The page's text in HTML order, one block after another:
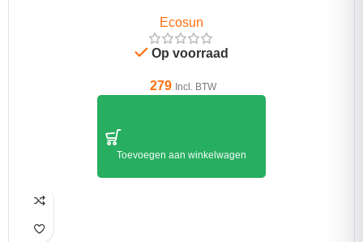
Ecosun
Op voorraad
279 Incl. BTW
Toevoegen aan winkelwagen